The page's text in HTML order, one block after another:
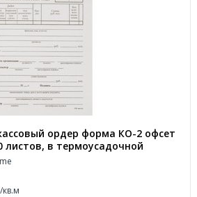
ордер форма КО-2 офсет
листов, в термоусадочной
кв.м